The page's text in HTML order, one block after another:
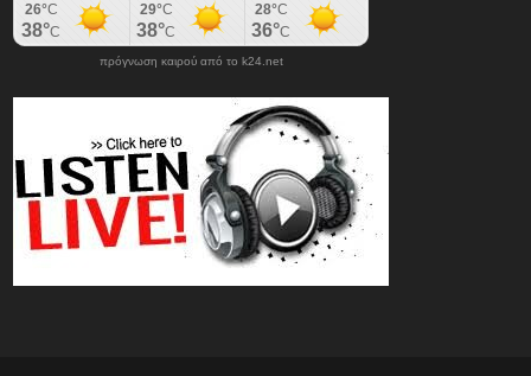
πρόγνωση καιρού από το k24.net